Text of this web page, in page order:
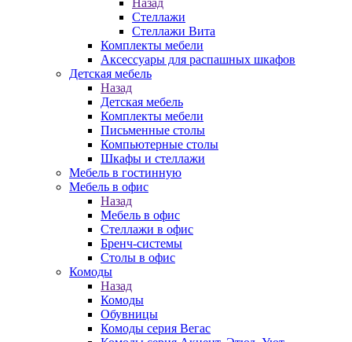
Назад
Стеллажи
Стеллажи Вита
Комплекты мебели
Аксессуары для распашных шкафов
Детская мебель
Назад
Детская мебель
Комплекты мебели
Письменные столы
Компьютерные столы
Шкафы и стеллажи
Мебель в гостинную
Мебель в офис
Назад
Мебель в офис
Стеллажи в офис
Бренч-системы
Столы в офис
Комоды
Назад
Комоды
Обувницы
Комоды серия Вегас